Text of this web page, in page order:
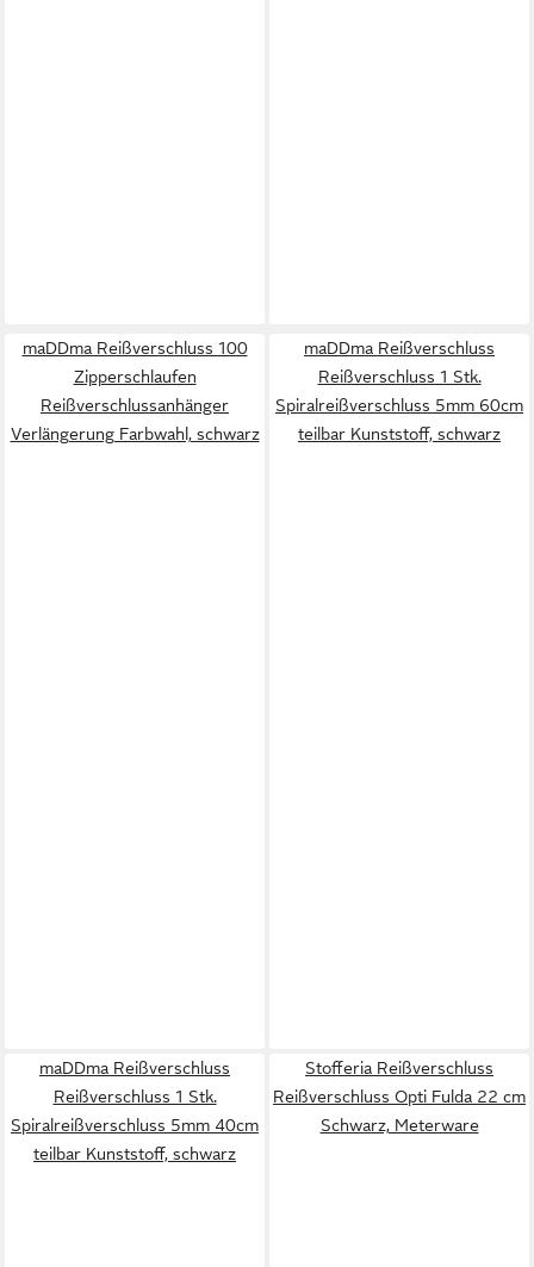
maDDma Reißverschluss 100
Zipperschlaufen
Reißverschlussanhänger
Verlängerung Farbwahl, schwarz
maDDma Reißverschluss
Reißverschluss 1 Stk.
Spiralreißverschluss 5mm 60cm
teilbar Kunststoff, schwarz
maDDma Reißverschluss
Reißverschluss 1 Stk.
Spiralreißverschluss 5mm 40cm
teilbar Kunststoff, schwarz
Stofferia Reißverschluss
Reißverschluss Opti Fulda 22 cm
Schwarz, Meterware